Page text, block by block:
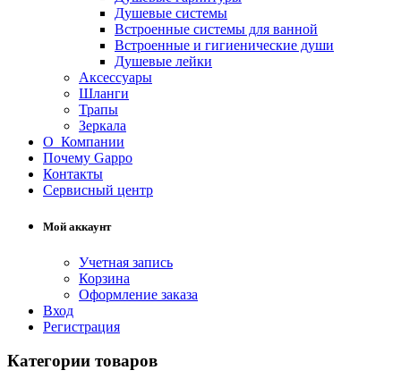
Душевые системы
Встроенные системы для ванной
Встроенные и гигиенические души
Душевые лейки
Аксессуары
Шланги
Трапы
Зеркала
О Компании
Почему Gappo
Контакты
Сервисный центр
Мой аккаунт
Учетная запись
Корзина
Оформление заказа
Вход
Регистрация
Категории товаров